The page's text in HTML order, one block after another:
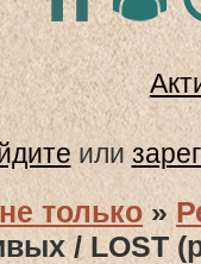
или
только »
/ LOST